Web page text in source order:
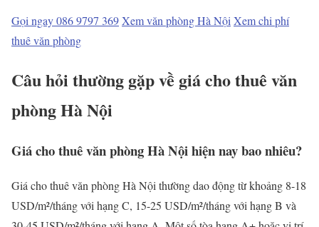
Gọi ngay 086 9797 369Xem văn phòng Hà NộiXem chi phí
thuê văn phòng
Câu hỏi thường gặp về giá cho thuê văn
phòng Hà Nội
Giá cho thuê văn phòng Hà Nội hiện nay bao nhiêu?
Giá cho thuê văn phòng Hà Nội thường dao động từ khoảng 8-18
USD/m²/tháng với hạng C, 15-25 USD/m²/tháng với hạng B và